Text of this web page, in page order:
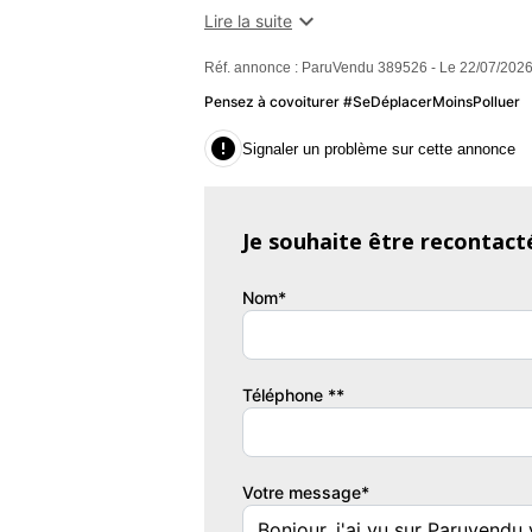
Golf R dans sa teinte Lapiz Blue Metallic,
TSI de 300 ch, sa transmission
expérience de conduite aussi exaltante que
Mise en circulation : 06/2014
Couleur : Bleu métallisé (Lapiz Blue)
Lire la suite 
Réf. annonce : ParuVendu 389526 - Le 22/07/
Pensez à covoiturer #SeDéplacerMoinsPolluer
 Signaler un problème sur cette annonce
Je souhaite être
Nom*
Téléphone **
Votre message*